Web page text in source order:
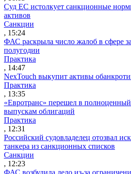
Суд ЕС истолкует санкционные
активов
Санкции
, 15:24
ФАС раскрыла число жалоб в сфере
полугодии
Практика
, 14:47
NexTouch выкупит активы
Практика
, 13:35
«Евротранс» перешел в
выпускам облигаций
Практика
, 12:31
Российский судовладелец отозвал
танкера из санкционных списков
Санкции
, 12:23
ФАС возбудила дело из-за